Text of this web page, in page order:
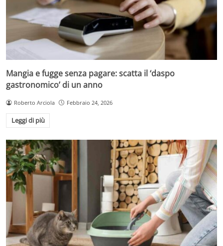
Mangia e fugge senza pagare: scatta il ‘daspo
gastronomico’ di un anno
Roberto Arciola Febbraio 24, 2026
Leggi di più